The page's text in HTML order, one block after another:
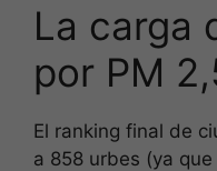
La carga
por PM
El ranking final de
a 858 urbes (ya